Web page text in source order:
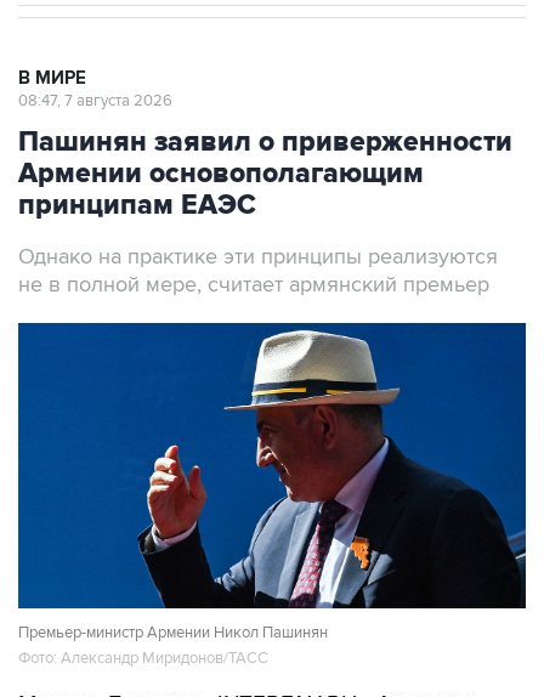
Пашинян заявил о приверженности
Армении основополагающим
принципам ЕАЭС
Однако на практике эти принципы реализуются
Премьер-министр Армении Никол Пашинян
Фото: Александр Миридонов/ТАСС
Москва. 7 августа. INTERFAX.RU - Армения